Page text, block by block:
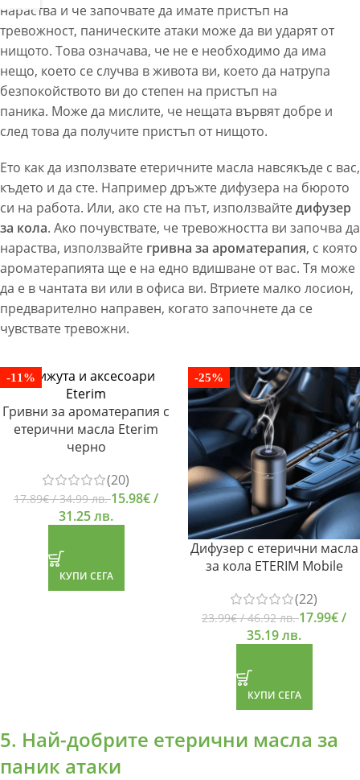
нараства и че започвате да имате пристъп на
тревожност, паническите атаки може да ви ударят от
нищото. Това означава, че не е необходимо да има
нещо, което се случва в живота ви, което да натрупа
безпокойството ви до степен на пристъп на
паника. Може да мислите, че нещата вървят добре и
след това да получите пристъп от нищото.
Ето как да използвате етеричните масла навсякъде с вас,
където и да сте. Например дръжте дифузера на бюрото
си на работа. Или, ако сте на път, използвайтедифузер
за кола. Ако почувствате, че тревожността ви започва да
нараства, използвайте гривна за ароматерапия, с която
ароматерапията ще е на едно вдишване от вас. Тя може
да е в чантата ви или в офиса ви. Втриете малко лосион,
предварително направен, когато започнете да се
чувствате тревожни.
-11%
Гривни за ароматерапия с
етерични масла Eterim
черно
(20)
17.89€/ 34.99 лв.15.98€/
31.25 лв.
КУПИ СЕГА
-25%
Дифузер с етерични масла
за кола ETERIM Mobile
(22)
23.99€/ 46.92 лв.17.99€/
35.19 лв.
КУПИ СЕГА
5. Най-добрите етерични масла за
паник атаки